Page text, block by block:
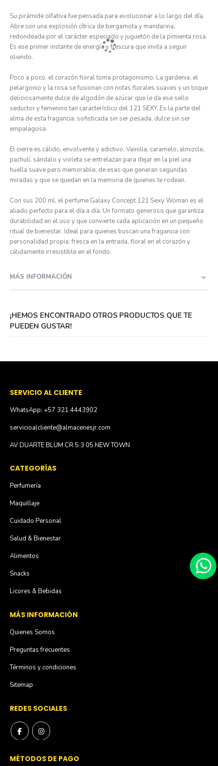
Su pirámide olfativa fue pensada para evolucionar a lo largo del día.
Abre con una explosión cítrica de bergamota y mandarina,
redondeada por el carácter especiado y juguetón de la pimienta rosa.
Es ese primer instante de energía y frescura que invita a seguir
oliendo.
Poco a poco, el corazón floral toma protagonismo. La gardenia, el
pelargonio y la rosa se fusionan con notas florales suaves y un toque
deliciosamente dulce de algodón de azúcar que le da ese sello
seductor y femenino tan característico del 121 SEXY. Es la parte del
alma de esta fragancia: sofisticada sin ser pesada, dulce sin ser
empalagosa.
El cierre es cálido, envolvente y adictivo. Vainilla, caramelo, almizcle,
pachulí, sándalo y violeta se entrelazan para dejar en la piel una
huella suave pero memorable, de esas que generan segundas
miradas y que se quedan en la memoria de quienes te rodean.
Con sus 200 ml, el perfume Galaxy Concept 121 Sexy Woman es el
aliado perfecto para el día a día. Un formato generoso que garantiza
durabilidad en el uso y que convierte cada aplicación en un pequeño
ritual de bienestar. Ideal para quienes buscan una fragancia con
personalidad propia: fresca en la entrada, floral en el corazón y
cálidamente irresistible en el fondo.
MÁS INFORMACIÓN
¡HEMOS ENCONTRADO OTROS PRODUCTOS QUE TE
PUEDEN GUSTAR!
SERVICIO AL CLIENTE
WhatsApp: +57 321 4443902
servicioalcliente@almacenesjr.com
AV DUARTE BLUM CR 5 3 05 NEW TOWN
CATEGORÍAS
Perfumería
Maquillaje
Cuidado Personal
Salud & Bienestar
Alimentos
Snacks
Licores & Bebidas
MÁS INFORMACIÓN
Quienes Somos
Preguntas frecuentes
Términos y condiciones
Sitemap
REDES SOCIALES
MÉTODOS DE PAGO